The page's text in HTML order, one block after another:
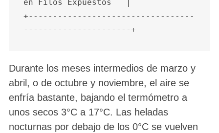
en Filos Expuestos   |
+----------------------------------
Durante los meses intermedios de marzo y
abril, o de octubre y noviembre, el aire se
enfría bastante, bajando el termómetro a
unos secos 3°C a 17°C. Las heladas
nocturnas por debajo de los 0°C se vuelven